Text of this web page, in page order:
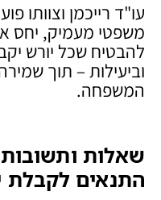
עו"ד רייכמן וצוותו
משפטי מעמיק, יחס
להבטיח שכל יורש
וביעילות – תוך
המשפחה.
שאלות
התנאים לקבלת